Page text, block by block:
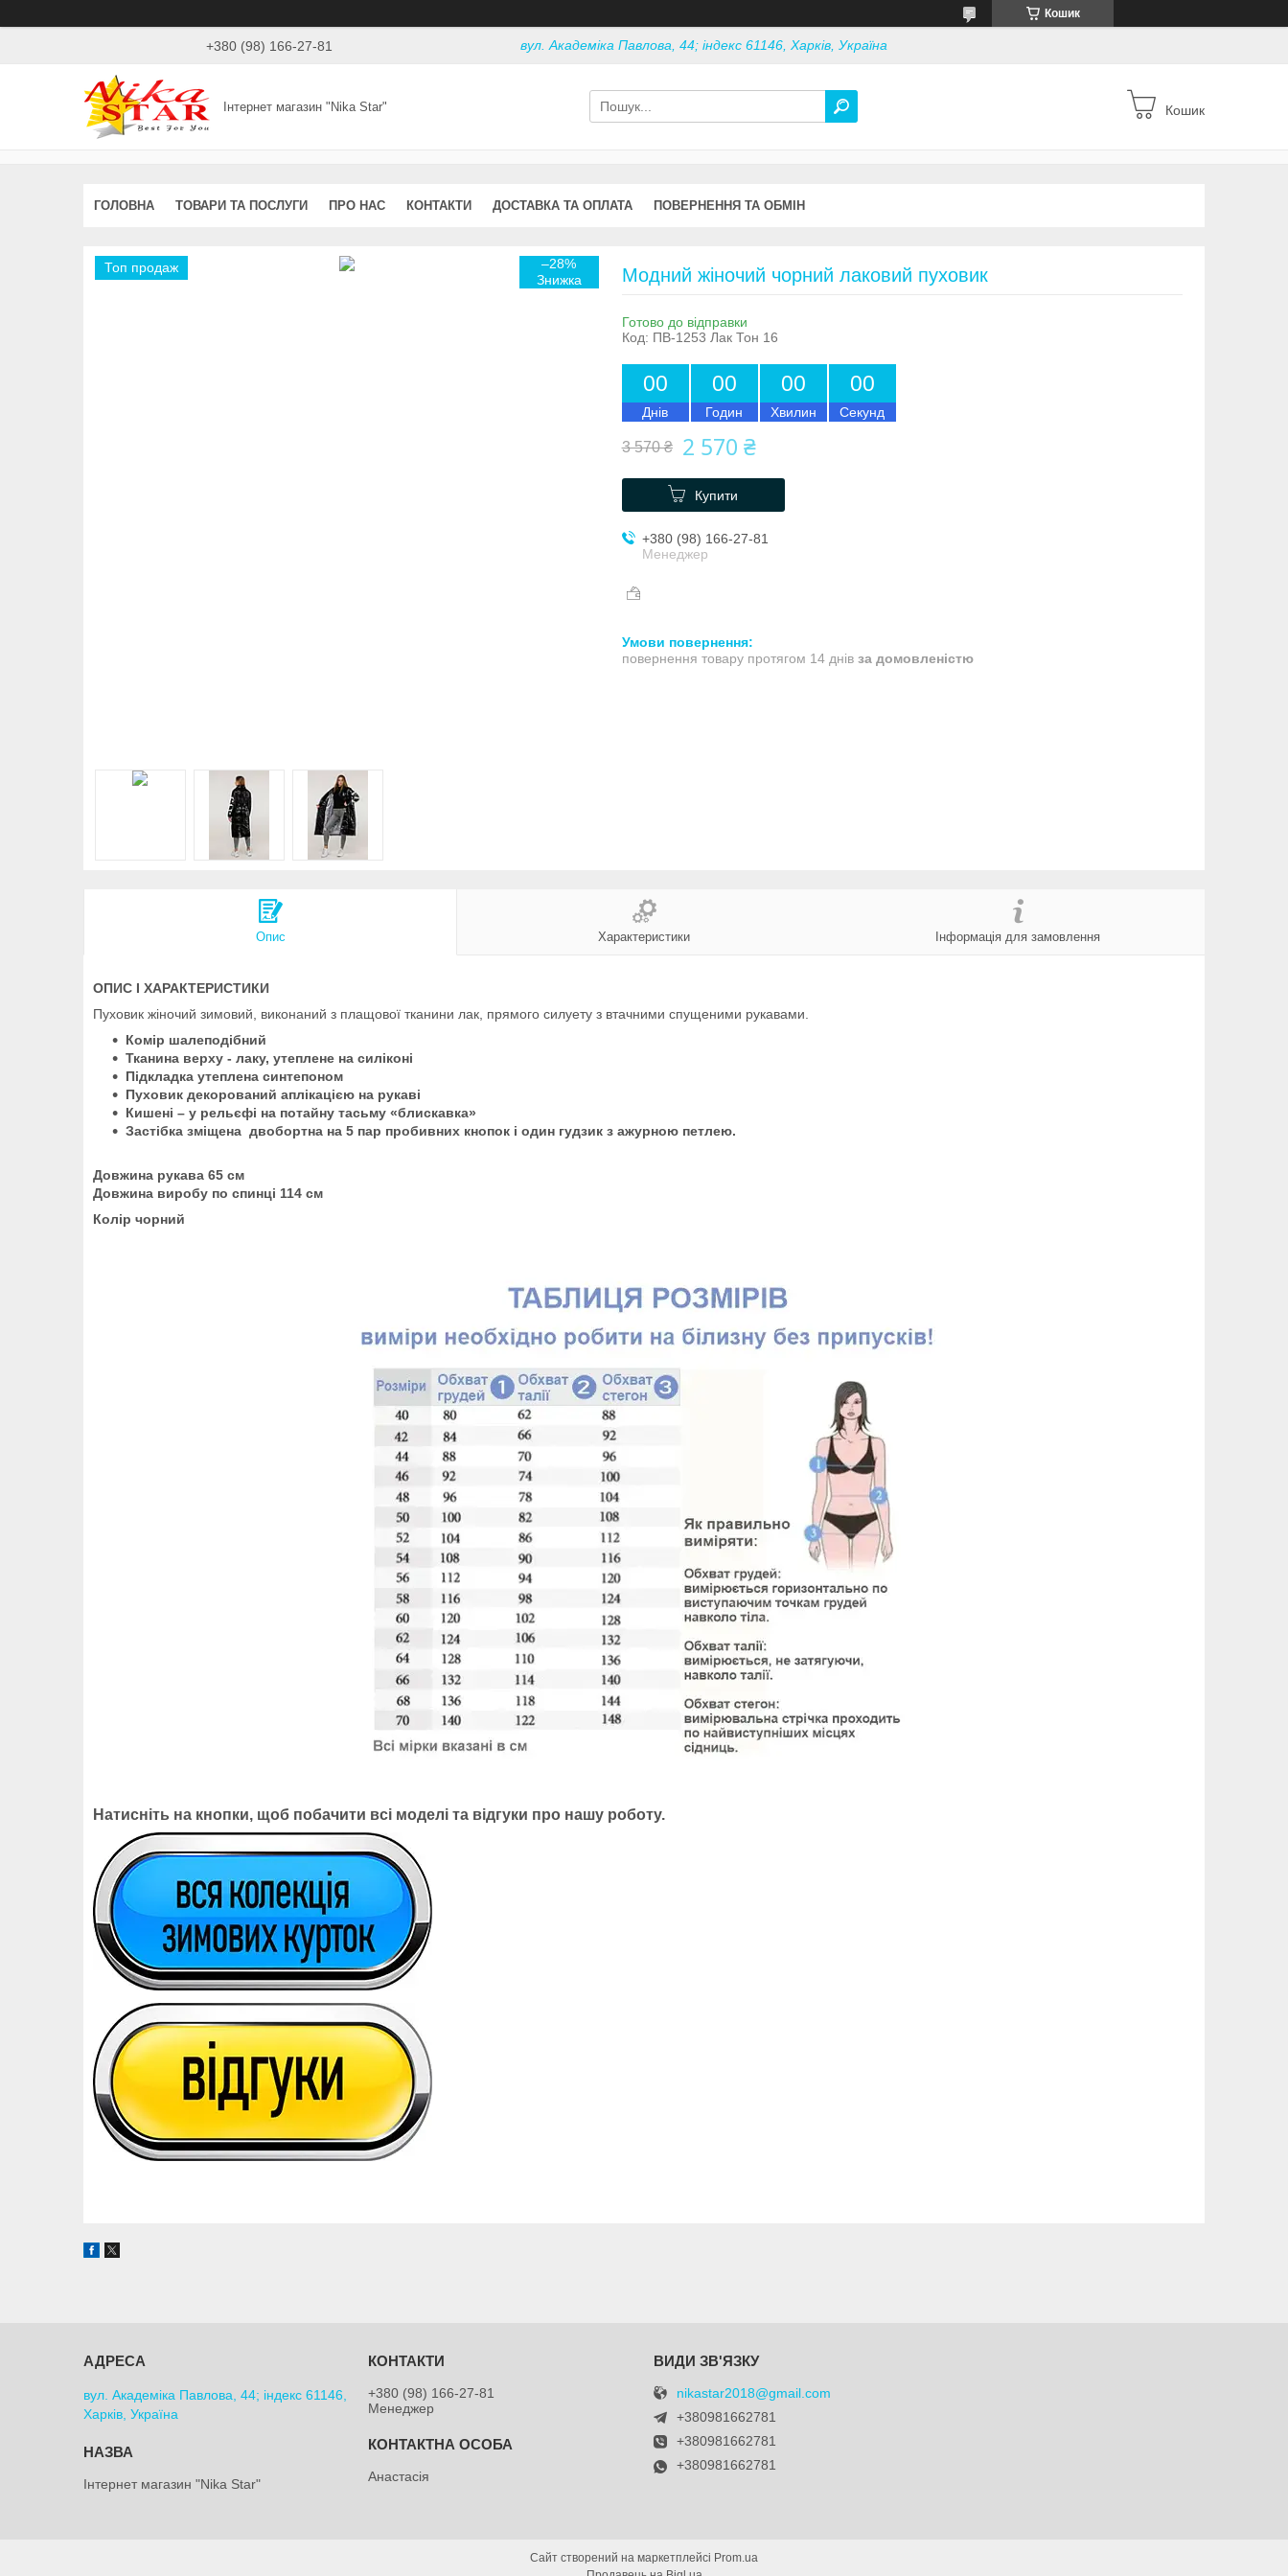
Кошик
+380 (98) 166-27-81 вул. Академіка Павлова, 44; індекс 61146, Харків, Україна
Інтернет магазин "Nika Star" Кошик
ГОЛОВНА ТОВАРИ ТА ПОСЛУГИ ПРО НАС КОНТАКТИ ДОСТАВКА ТА ОПЛАТА ПОВЕРНЕННЯ ТА ОБМІН
Топ продаж –28%
Модний жіночий чорний лаковий пуховик
Готово до відправки
Код: ПВ-1253 Лак Тон 16
00
Днів
00
Годин
00
Хвилин
00
Секунд
3 570 ₴ 2 570 ₴
Купити
+380 (98) 166-27-81
Менеджер
повернення товару протягом 14 днів за домовленістю
Опис Характеристики Інформація для замовлення
ОПИС І ХАРАКТЕРИСТИКИ
Пуховик жіночий зимовий, виконаний з плащової тканини лак, прямого силуету з втачними спущеними рукавами.
Комір шалеподібний
Тканина верху - лаку, утеплене на силіконі
Підкладка утеплена синтепоном
Пуховик декорований аплікацією на рукаві
Кишені – у рельєфі на потайну тасьму «блискавка»
Застібка зміщена двобортна на 5 пар пробивних кнопок і один гудзик з ажурною петлею.
Довжина рукава 65 см
Довжина виробу по спинці 114 см
Колір чорний
Натисніть на кнопки, щоб побачити всі моделі та відгуки про нашу роботу.
вул. Академіка Павлова, 44; індекс 61146,
Харків, Україна
Інтернет магазин "Nika Star"
+380 (98) 166-27-81
Менеджер
Анастасія
nikastar2018@gmail.com
+380981662781
+380981662781
+380981662781
Сайт створений на маркетплейсі Prom.ua